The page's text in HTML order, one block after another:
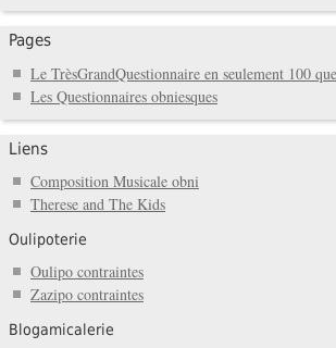
Pages
Le TrèsGrandQuestionnaire en seulement 100
Les Questionnaires obniesques
Liens
Composition Musicale obni
Therese and The Kids
Oulipoterie
Oulipo contraintes
Zazipo contraintes
Blogamicalerie